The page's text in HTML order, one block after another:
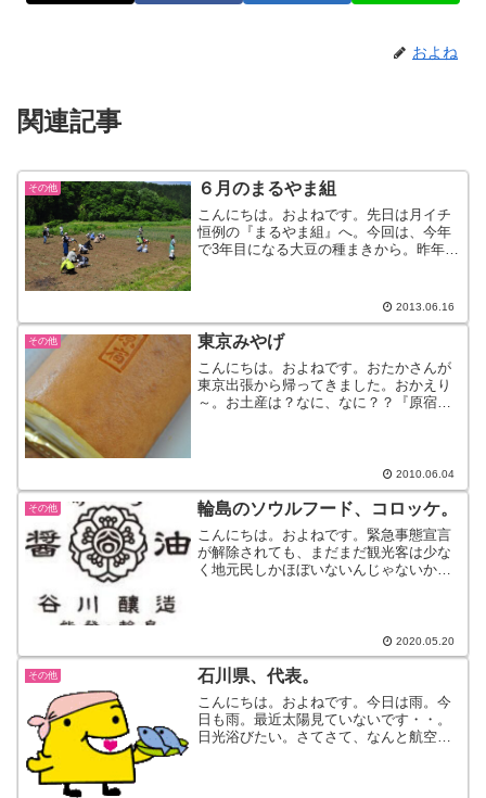
およね
関連記事
その他 ６月のまるやま組
こんにちは。およねです。先日は月イチ
恒例の『まるやま組』へ。今回は、今年
で3年目になる大豆の種まきから。昨年は
ウチの蔵で熟成中です。この季節、いろ
いろな菌が活発になるた...
2013.06.16
その他 東京みやげ
こんにちは。およねです。おたかさんが
東京出張から帰ってきました。おかえり
～。お土産は？なに、なに？？『原宿』
2010.06.04
その他 輪島のソウルフード、コロッケ。
こんにちは。およねです。緊急事態宣言
が解除されても、まだまだ観光客は少な
く地元民しかほぼいないんじゃないかと
2020.05.20
その他 石川県、代表。
こんにちは。およねです。今日は雨。今
日も雨。最近太陽見ていないです・・。
日光浴びたい。さてさて、なんと航空学